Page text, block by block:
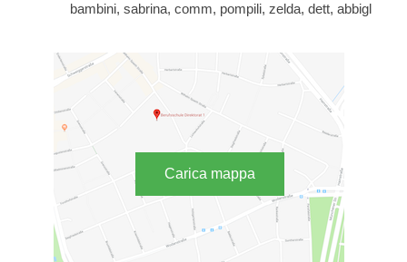
bambini, sabrina, comm, pompili, zelda, dett, abbigl
Carica mappa